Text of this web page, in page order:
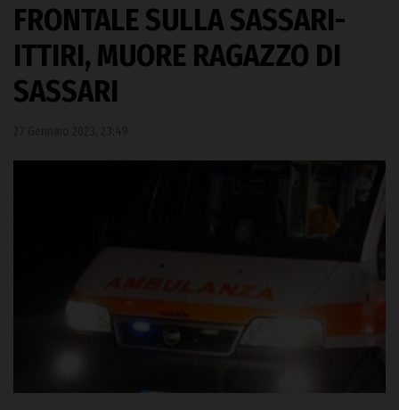
FRONTALE SULLA SASSARI-
ITTIRI, MUORE RAGAZZO DI
SASSARI